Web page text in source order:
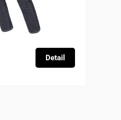
Detail